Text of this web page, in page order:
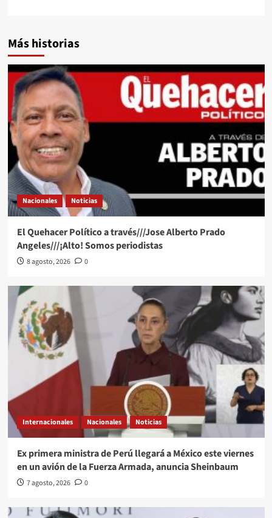
Más historias
Nacionales Noticias
El Quehacer Político a través///Jose Alberto Prado
Angeles///¡Alto! Somos periodistas
8 agosto, 2026 0
Internacionales Nacionales Noticias
Ex primera ministra de Perú llegará a México este viernes
en un avión de la Fuerza Armada, anuncia Sheinbaum
7 agosto, 2026 0